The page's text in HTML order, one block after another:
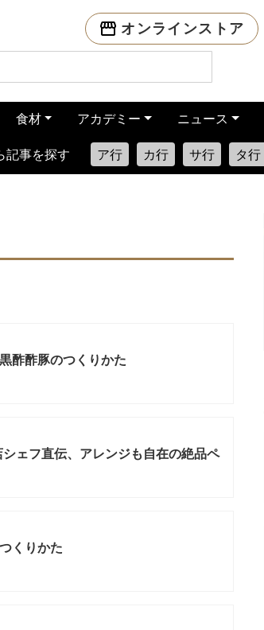
オンラインストア
食材 アカデミー ニュース
記事を探す ア行 カ行 サ行 タ行
酢酢豚のつくりかた
ェフ直伝、アレンジも自在の絶品ペ
くりかた